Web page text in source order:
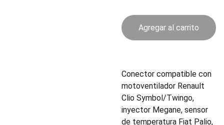
Agregar al carrito
Conector compatible con
motoventilador Renault
Clio Symbol/Twingo,
inyector Megane, sensor
de temperatura Fiat Palio,